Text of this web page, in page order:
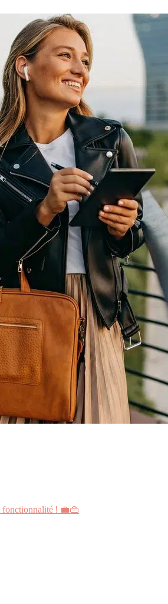
fonctionnalité ! 💼👜